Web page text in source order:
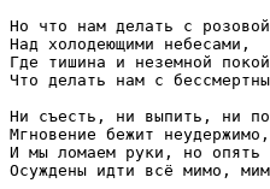
Но что нам делать с
Над холодеющими небесами,
Где тишина и неземной
Что делать нам с
Ни съесть, ни выпить, ни
Мгновение бежит неудержимо,
И мы ломаем руки, но опять
Осуждены идти всё мимо,